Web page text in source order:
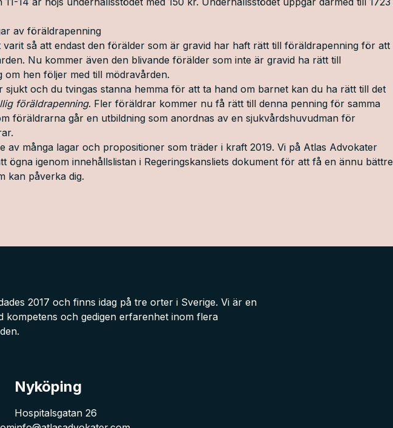
av föräldrapenning
varit så att endast den förälder som är gravid har haft rätt till föräldrapenning för att
Nu kommer även den blivande förälder som inte är gravid ha rätt till
om hen följer med till mödravården.
sjukt och du tvingas stanna hemma för att ta hand om barnet kan du ha rätt till det
föräldrapenning. Fler föräldrar kommer nu få rätt till denna penning för samma
föräldrarna går en utbildning som anordnas av en sjukvårdshuvudman för
av många lagar och propositioner som träder i kraft 2019. Vi på Atlas Advokater
ögna igenom innehållslistan i Regeringskansliets dokument för att få en ännu bättre
kan påverka dig.
2017 och finns idag på tre orter i Sverige. Vi är en
kompetens och gedigen erfarenhet inom flera
Nyköping
Hospitalsgatan 26